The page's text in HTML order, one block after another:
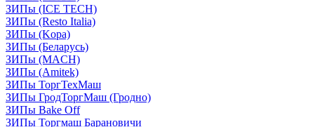
ЗИПы (ICE TECH)
ЗИПы (Resto Italia)
ЗИПы (Kopa)
ЗИПы (Беларусь)
ЗИПы (MACH)
ЗИПы (Amitek)
ЗИПы ТоргТехМаш
ЗИПы ГродТоргМаш (Гродно)
ЗИПы Bake Off
ЗИПы Торгмаш Барановичи